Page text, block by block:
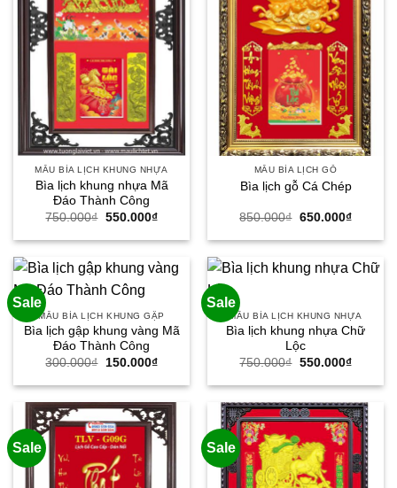
MẪU BÌA LỊCH KHUNG NHỰA
Bìa lịch khung nhựa Mã
Đáo Thành Công
750.000₫ Giá
là:
550.000₫Giá
tại
550.000₫.
MẪU BÌA LỊCH GỖ
Bìa lịch gỗ Cá Chép
850.000₫ Giá
là:
650.000₫Giá
tại
Sale
MẪU BÌA LỊCH KHUNG GẬP
Bìa lịch gập khung vàng Mã
Đáo Thành Công
300.000₫
Giá
là:
150.000₫Giá
tại
150.000₫.
Sale
MẪU BÌA LỊCH KHUNG NHỰA
Bìa lịch khung nhựa Chữ
Lộc
750.000₫ Giá
là:
550.000₫Giá
tại
Sale Sale